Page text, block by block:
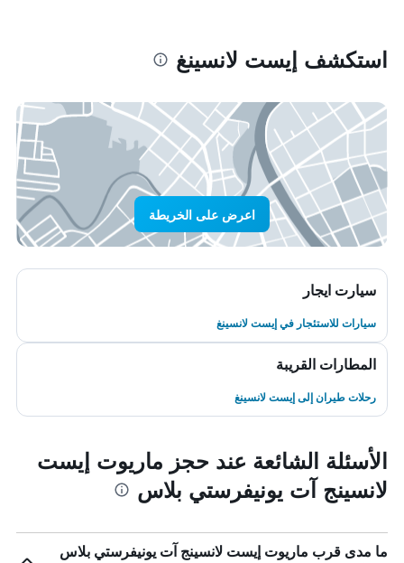
استكشف إيست لانسينغ
اعرض على الخريطة
سيارت ايجار
سيارات للاستئجار في إيست لانسينغ
المطارات القريبة
رحلات طيران إلى إيست لانسينغ
الأسئلة الشائعة عند حجز ماريوت إيست
لانسينج آت يونيفرستي بلاس
ما مدى قرب ماريوت إيست لانسينج آت يونيفرستي بلاس